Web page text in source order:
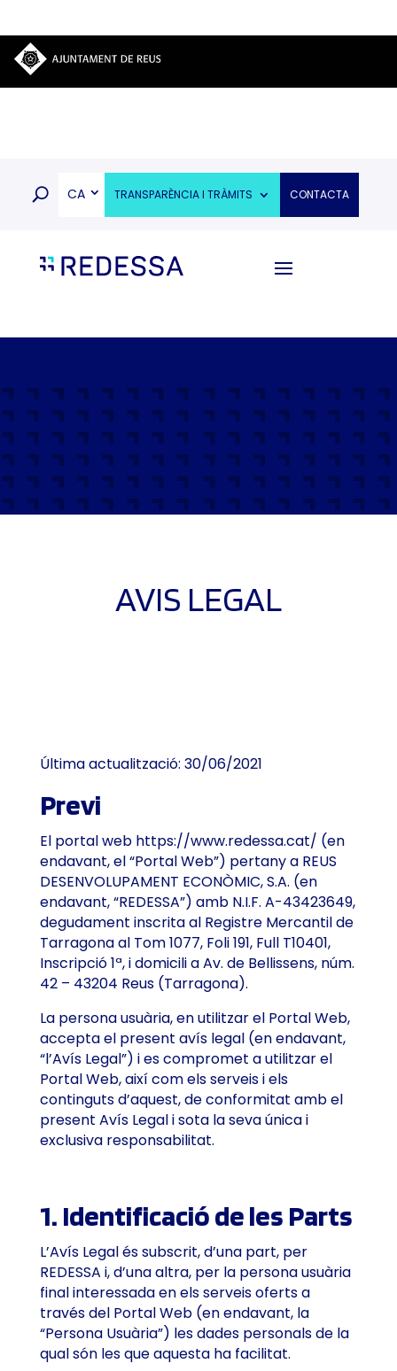
CA TRANSPARÈNCIA I TRÀMITS CONTACTA
AVIS LEGAL
Última actualització: 30/06/2021
Previ
El portal web https://www.redessa.cat/ (en
endavant, el “Portal Web”) pertany a REUS
DESENVOLUPAMENT ECONÒMIC, S.A. (en
endavant, “REDESSA”) amb N.I.F. A-43423649,
degudament inscrita al Registre Mercantil de
Tarragona al Tom 1077, Foli 191, Full T10401,
Inscripció 1ª, i domicili a Av. de Bellissens, núm.
42 – 43204 Reus (Tarragona).
La persona usuària, en utilitzar el Portal Web,
accepta el present avís legal (en endavant,
“l’Avís Legal”) i es compromet a utilitzar el
Portal Web, així com els serveis i els
continguts d’aquest, de conformitat amb el
present Avís Legal i sota la seva única i
exclusiva responsabilitat.
1. Identificació de les Parts
L’Avís Legal és subscrit, d’una part, per
REDESSA i, d’una altra, per la persona usuària
final interessada en els serveis oferts a
través del Portal Web (en endavant, la
“Persona Usuària”) les dades personals de la
qual són les que aquesta ha facilitat.